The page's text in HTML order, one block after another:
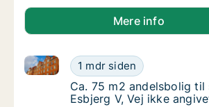
Mere info
Ca. 75 m2 andelsbolig til
1 mdr siden
Ca. 75 m2 andelsbolig til salg i
Ca. 75 m2 andelsbolig til
Ca. 75 m2 andelsbolig til
Esbjerg V, Vej ikke